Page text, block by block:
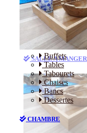
Buffets
Tables
Tabourets
Chaises
Bancs
Dessertes
CHAMBRE
Etagères
Modulos
SALLE A MANGER